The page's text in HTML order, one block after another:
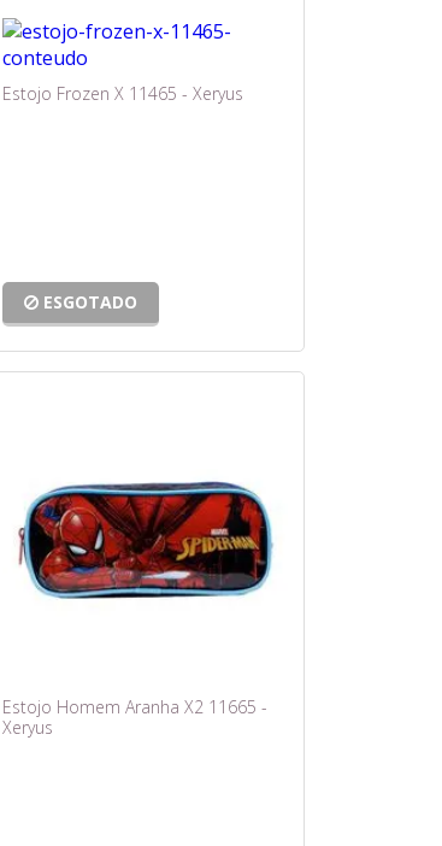
Estojo Frozen X 11465 - Xeryus
ESGOTADO
Estojo Homem Aranha X2 11665 -
Xeryus